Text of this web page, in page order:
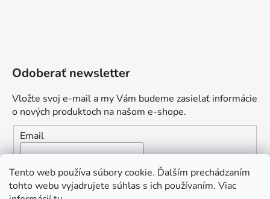
Tento web používa súbory cookie. Ďalším prechádzaním
tohto webu vyjadrujete súhlas s ich používaním. Viac
Odoberať newsletter
Vložte svoj e-mail a my Vám budeme zasielať informácie
o nových produktoch na našom e-shope.
Email
Vložením e-mailu súhlasíte s
podmienkami ochrany
osobných údajov